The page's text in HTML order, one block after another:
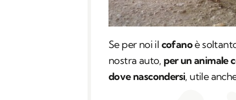
Se per noi il cofanoè
nostra auto, per un animale
dove nascondersi, utile